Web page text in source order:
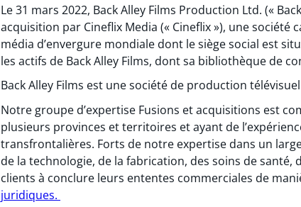
Le 31 mars 2022, Back Alley Films Production Ltd. («
acquisition par Cineflix Media (« Cineflix »), une
média d’envergure mondiale dont le siège social est
les actifs de Back Alley Films, dont sa bibliothèque de
Back Alley Films est une société de production
Notre groupe d’expertise Fusions et acquisitions est
plusieurs provinces et territoires et ayant de
transfrontalières. Forts de notre expertise dans un
de la technologie, de la fabrication, des soins de
clients à conclure leurs ententes commerciales de
juridiques.